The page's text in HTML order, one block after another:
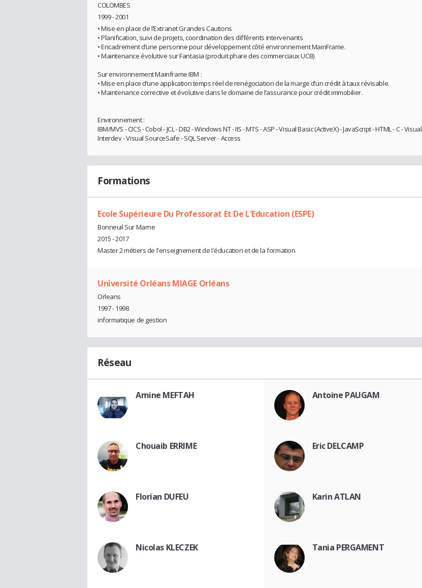
COLOMBES
1999 - 2001
• Mise en place de l’Extranet Grandes Cautions
• Planification, suivi de projets, coordination des différents intervenants
• Encadrement d’une personne pour développement côté environnement MainFrame.
• Maintenance évolutive sur Fantasia (produit phare des commerciaux UCB)
Sur environnement Mainframe IBM :
• Mise en place d’une application temps réel de renégociation de la marge d’un crédit à taux révisable.
• Maintenance corrective et évolutive dans le domaine de l’assurance pour crédit immobilier.
Environnement :
IBM/MVS - CICS - Cobol - JCL - DB2 - Windows NT - IIS - MTS - ASP - Visual Basic (ActiveX) - JavaScript - HTML - C - Visual
Interdev - Visual SourceSafe - SQL Server - Access
Formations
Ecole Supérieure Du Professorat Et De L'Education (ESPE)
Bonneuil Sur Marne
2015 - 2017
Master 2 métiers de l'enseignement de l'éducation et de la formation
Université Orléans MIAGE Orléans
Orleans
1997 - 1998
informatique de gestion
Réseau
Amine MEFTAH Antoine PAUGAM
Chouaib ERRIME Eric DELCAMP
Florian DUFEU Karin ATLAN
Nicolas KLECZEK Tania PERGAMENT